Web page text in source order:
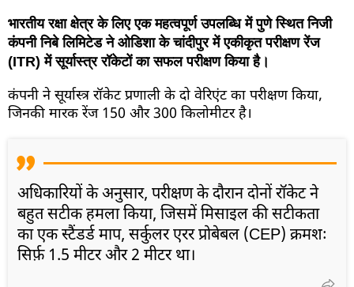
भारतीय रक्षा क्षेत्र के लिए एक महत्वपूर्ण उपलब्धि में पुणे स्थित निजी
कंपनी निबे लिमिटेड ने ओडिशा के चांदीपुर में एकीकृत परीक्षण रेंज
(ITR) में सूर्यास्त्र रॉकेटों का सफल परीक्षण किया है।
कंपनी ने सूर्यास्त्र रॉकेट प्रणाली के दो वेरिएंट का परीक्षण किया,
जिनकी मारक रेंज 150 और 300 किलोमीटर है।
अधिकारियों के अनुसार, परीक्षण के दौरान दोनों रॉकेट ने
बहुत सटीक हमला किया, जिसमें मिसाइल की सटीकता
का एक स्टैंडर्ड माप, सर्कुलर एरर प्रोबेबल (CEP) क्रमशः
सिर्फ़ 1.5 मीटर और 2 मीटर था।